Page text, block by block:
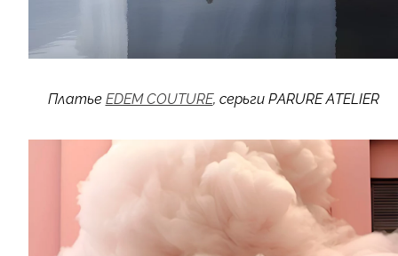
Платье EDEM COUTURE, серьги PARURE ATELIER